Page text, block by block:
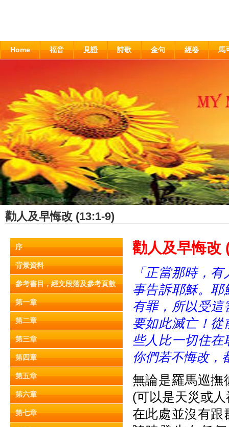
Home 福音 見證 詩歌 金句 經卷 馬
勸人及早悔改 (13:1-9)
序
背景資料
參考書目，經文段落及參考頁數
第一章
第二章
第三章
第四章
第五章
第六章
第七章
勸人及早悔改
「正當那時，
事告訴耶穌。耶
有罪，所以受
要如此滅亡！
些人比一切住
你們若不悔改，
無論是羅馬巡撫
(可以是天災或
在此處並沒有跟